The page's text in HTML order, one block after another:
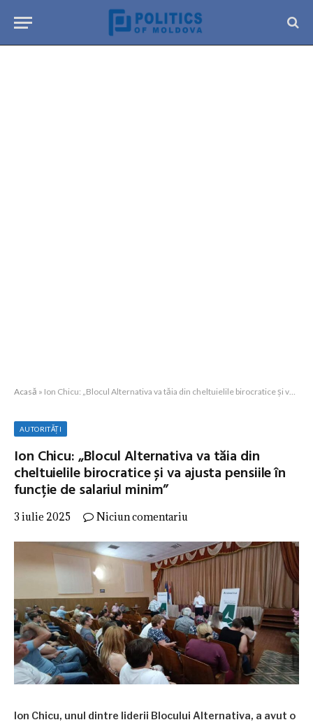
Acasă » Ion Chicu: „Blocul Alternativa va tăia din cheltuielile birocratice și va ajusta pensiile în funcție de salariul minim”
AUTORITĂȚI
Ion Chicu: „Blocul Alternativa va tăia din
cheltuielile birocratice și va ajusta pensiile în
funcție de salariul minim”
3 iulie 2025 Niciun comentariu
Ion Chicu, unul dintre liderii Blocului Alternativa, a avut o